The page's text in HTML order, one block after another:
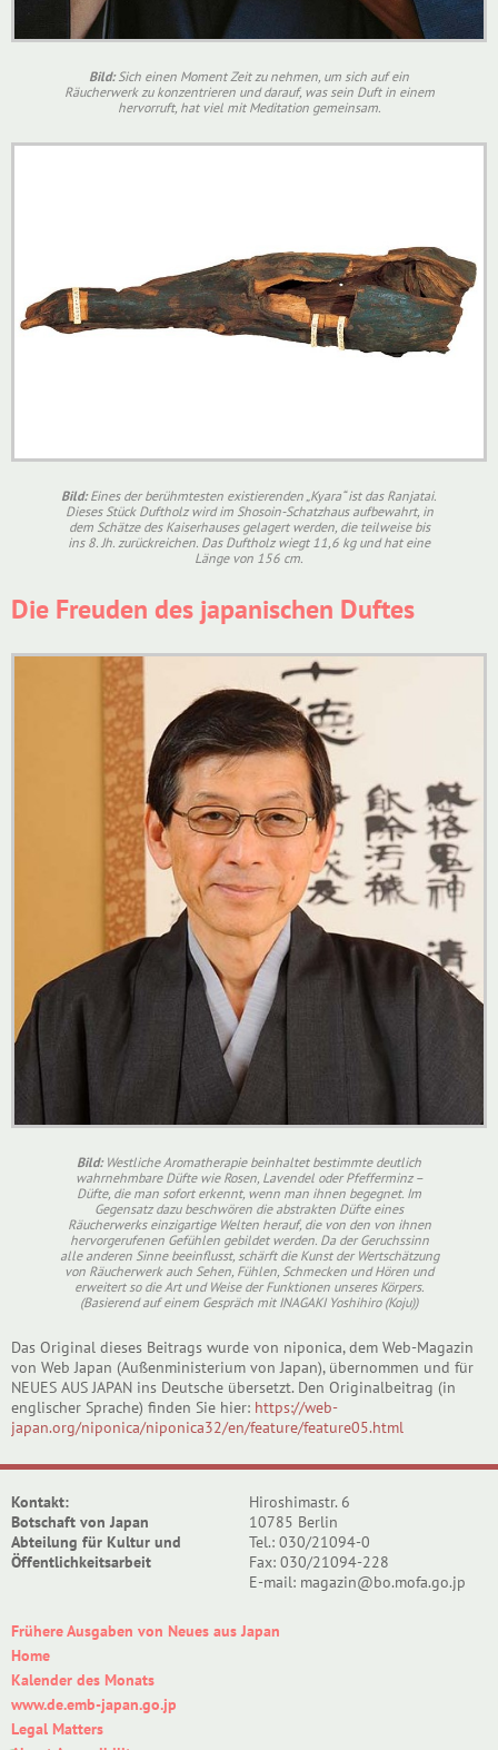
Bild:Sich einen Moment Zeit zu nehmen, um sich auf ein
Räucherwerk zu konzentrieren und darauf, was sein Duft in einem
hervorruft, hat viel mit Meditation gemeinsam.
Bild:Eines der berühmtesten existierenden „Kyara“ ist das Ranjatai.
Dieses Stück Duftholz wird im Shosoin-Schatzhaus aufbewahrt, in
dem Schätze des Kaiserhauses gelagert werden, die teilweise bis
ins 8. Jh. zurückreichen. Das Duftholz wiegt 11,6 kg und hat eine
Länge von 156 cm.
Die Freuden des japanischen Duftes
Bild:Westliche Aromatherapie beinhaltet bestimmte deutlich
wahrnehmbare Düfte wie Rosen, Lavendel oder Pfefferminz –
Düfte, die man sofort erkennt, wenn man ihnen begegnet. Im
Gegensatz dazu beschwören die abstrakten Düfte eines
Räucherwerks einzigartige Welten herauf, die von den von ihnen
hervorgerufenen Gefühlen gebildet werden. Da der Geruchssinn
alle anderen Sinne beeinflusst, schärft die Kunst der Wertschätzung
von Räucherwerk auch Sehen, Fühlen, Schmecken und Hören und
erweitert so die Art und Weise der Funktionen unseres Körpers.
(Basierend auf einem Gespräch mit INAGAKI Yoshihiro (Koju))
Das Original dieses Beitrags wurde von niponica, dem Web-Magazin
von Web Japan (Außenministerium von Japan), übernommen und für
NEUES AUS JAPAN ins Deutsche übersetzt. Den Originalbeitrag (in
englischer Sprache) finden Sie hier: https://web-
japan.org/niponica/niponica32/en/feature/feature05.html
Kontakt:
Botschaft von Japan
Abteilung für Kultur und
Öffentlichkeitsarbeit
Hiroshimastr. 6
10785 Berlin
Tel.: 030/21094-0
Fax: 030/21094-228
E-mail: magazin@bo.mofa.go.jp
Frühere Ausgaben von Neues aus Japan
Home
Kalender des Monats
www.de.emb-japan.go.jp
Legal Matters